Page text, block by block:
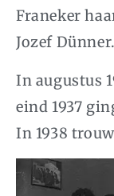
Franeker
Jozef Dünner.
In augustus
eind 1937
In 1938